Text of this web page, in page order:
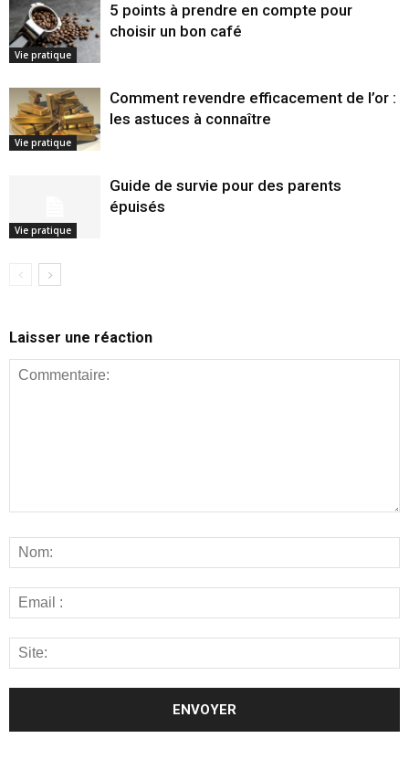
Vie pratique
5 points à prendre en compte pour
choisir un bon café
Vie pratique
Comment revendre efficacement de l’or :
les astuces à connaître
Vie pratique
Guide de survie pour des parents
épuisés
Laisser une réaction